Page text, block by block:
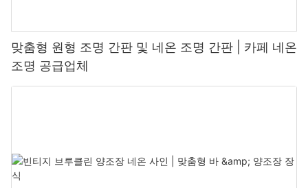
맞춤형 원형 조명 간판 및 네온 조명 간판 | 카페 네온
조명 공급업체